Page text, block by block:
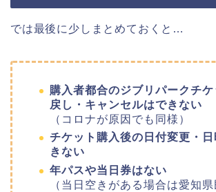
では最後に少しまとめておくと…
購入者都合のジブリパークチ
戻し・キャンセルはできない
（コロナが原因でも同様）
チケット購入後の日付変更・
きない
年パスや当日券はない
（当日空きがある場合は愛知